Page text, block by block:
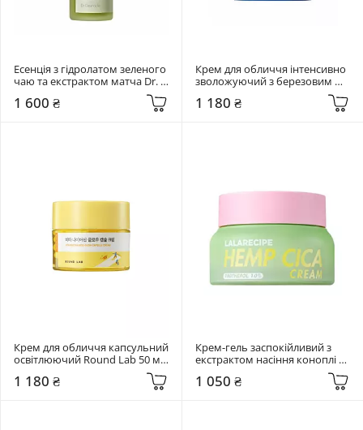
Есенція з гідролатом зеленого
чаю та екстрактом матча Dr.
Ceuracle 150 мл Jeju Matcha Tea
Essence
1 600 ₴
Крем для обличчя інтенсивно
зволожуючий з березовим
соком Round Lab 50 мл Birch
Juice Moisturizing Intensive
1 180 ₴
Крем для обличчя капсульний
освітлюючий Round Lab 50 мл
Vita Niacinamide Glow Capsule
Cream
1 180 ₴
Крем-гель заспокійливий з
екстрактом насіння коноплі
Cream
1 050 ₴